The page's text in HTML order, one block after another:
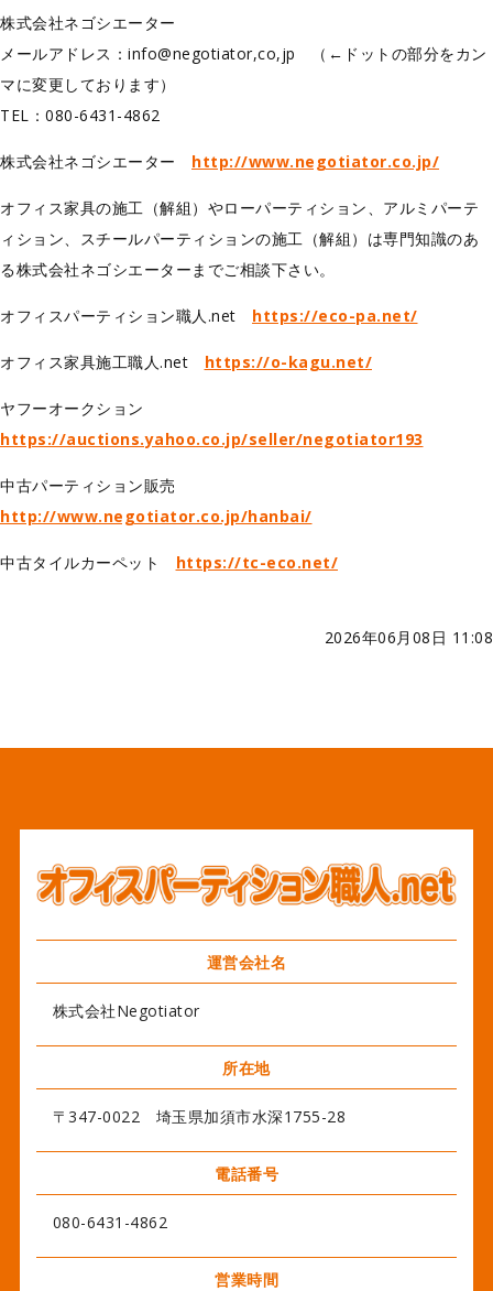
株式会社ネゴシエーター
メールアドレス：info@negotiator,co,jp （←ドットの部分をカン
マに変更しております）
TEL：080-6431-4862
株式会社ネゴシエーター http://www.negotiator.co.jp/
オフィス家具の施工（解組）やローパーティション、アルミパーテ
ィション、スチールパーティションの施工（解組）は専門知識のあ
る株式会社ネゴシエーターまでご相談下さい。
オフィスパーティション職人.net https://eco-pa.net/
オフィス家具施工職人.net https://o-kagu.net/
ヤフーオークション
https://auctions.yahoo.co.jp/seller/negotiator193
中古パーティション販売
http://www.negotiator.co.jp/hanbai/
中古タイルカーペット https://tc-eco.net/
2026年06月08日 11:08
運営会社名
株式会社Negotiator
所在地
〒347-0022 埼玉県加須市水深1755-28
電話番号
080-6431-4862
営業時間